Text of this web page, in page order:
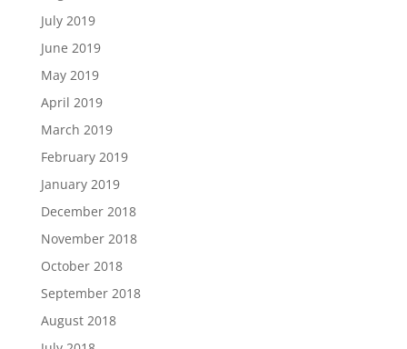
July 2019
June 2019
May 2019
April 2019
March 2019
February 2019
January 2019
December 2018
November 2018
October 2018
September 2018
August 2018